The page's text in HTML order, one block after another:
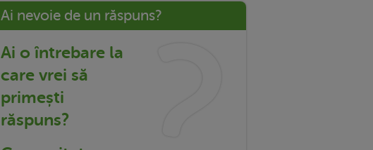
Ai nevoie de un răspuns?
Ai o întrebare la
care vrei să
primești
răspuns?